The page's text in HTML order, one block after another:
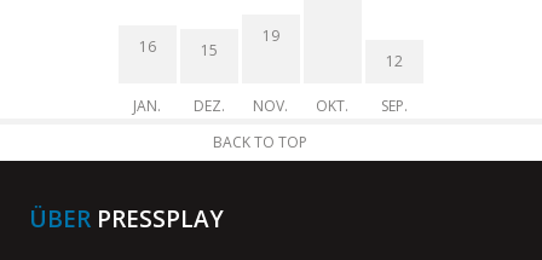
16
JAN.
15
DEZ.
19
NOV. OKT.
12
SEP.
BACK TO TOP
ÜBER PRESSPLAY